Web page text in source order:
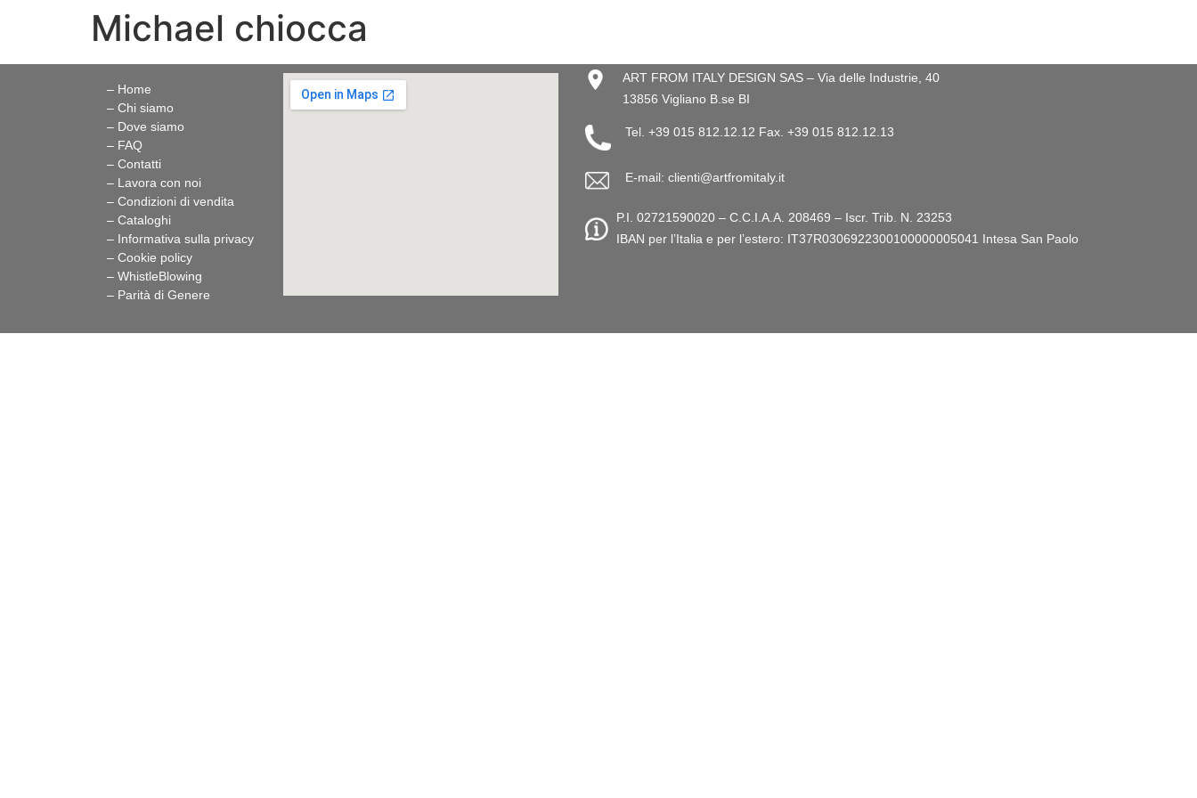
Michael chiocca
– Home
– Chi siamo
– Dove siamo
– FAQ
– Contatti
– Lavora con noi
– Condizioni di vendita
– Cataloghi
– Informativa sulla privacy
– Cookie policy
– WhistleBlowing
– Parità di Genere
ART FROM ITALY DESIGN SAS – Via delle Industrie, 40
13856 Vigliano B.se BI
Tel. +39 015 812.12.12 Fax. +39 015 812.12.13
E-mail: clienti@artfromitaly.it
P.I. 02721590020 – C.C.I.A.A. 208469 – Iscr. Trib. N. 23253
IBAN per l’Italia e per l’estero: IT37R0306922300100000005041 Intesa San Paolo